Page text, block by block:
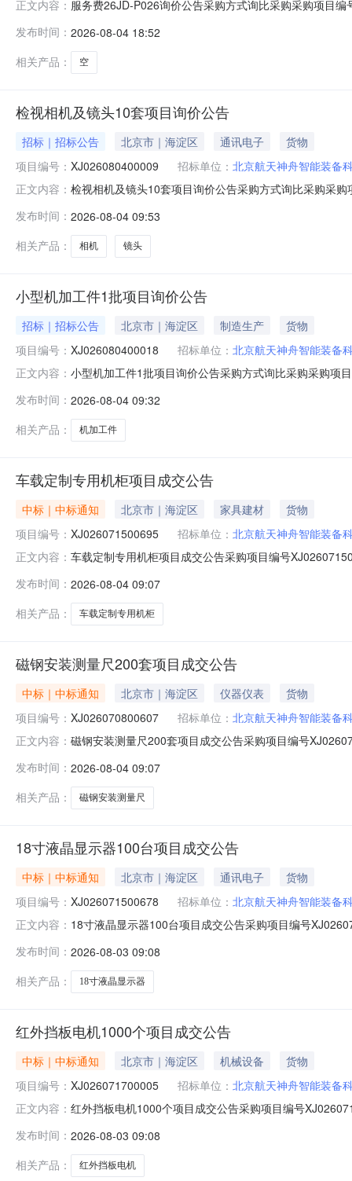
正文内容： 服务费26JD-P026询价公告采购方式询比采购采购项目
告.pdf查看附件：wKgVgGpm-EmEIYW5AAAAAM0r-
发布时间： 2026-08-04 18:52
相关产品：
空
检视相机及镜头10套项目询价公告
招标｜招标公告 北京市｜海淀区 通讯电子
货物
项目编号： XJ026080400009 招标单位： 北京航天神舟智能装备
正文内容： 检视相机及镜头10套项目询价公告采购方式询比采购采
机及镜头10套项目询价公告.pdf查看附件：
发布时间： 2026-08-04 09:53
相关产品：
相机 镜头
小型机加工件1批项目询价公告
招标｜招标公告 北京市｜海淀区 制造生产
货物
项目编号： XJ026080400018 招标单位： 北京航天神舟智能装备
正文内容： 小型机加工件1批项目询价公告采购方式询比采购采购项
发布时间： 2026-08-04 09:32
相关产品：
机加工件
车载定制专用机柜项目成交公告
中标｜中标通知 北京市｜海淀区 家具建材
货物
项目编号： XJ026071500695 招标单位： 北京航天神舟智能装备
正文内容： 车载定制专用机柜项目成交公告采购项目编号
发布时间： 2026-08-04 09:07
相关产品：
车载定制专用机柜
磁钢安装测量尺200套项目成交公告
中标｜中标通知 北京市｜海淀区 仪器仪表
货物
项目编号： XJ026070800607 招标单位： 北京航天神舟智能装备
正文内容： 磁钢安装测量尺200套项目成交公告采购项目编号
发布时间： 2026-08-04 09:07
相关产品：
磁钢安装测量尺
18寸液晶显示器100台项目成交公告
中标｜中标通知 北京市｜海淀区 通讯电子
货物
项目编号： XJ026071500678 招标单位： 北京航天神舟智能装备
正文内容： 18寸液晶显示器100台项目成交公告采购项目编号
发布时间： 2026-08-03 09:08
相关产品：
18寸液晶显示器
红外挡板电机1000个项目成交公告
中标｜中标通知 北京市｜海淀区 机械设备
货物
项目编号： XJ026071700005 招标单位： 北京航天神舟智能装备
正文内容： 红外挡板电机1000个项目成交公告采购项目编号
发布时间： 2026-08-03 09:08
相关产品：
红外挡板电机